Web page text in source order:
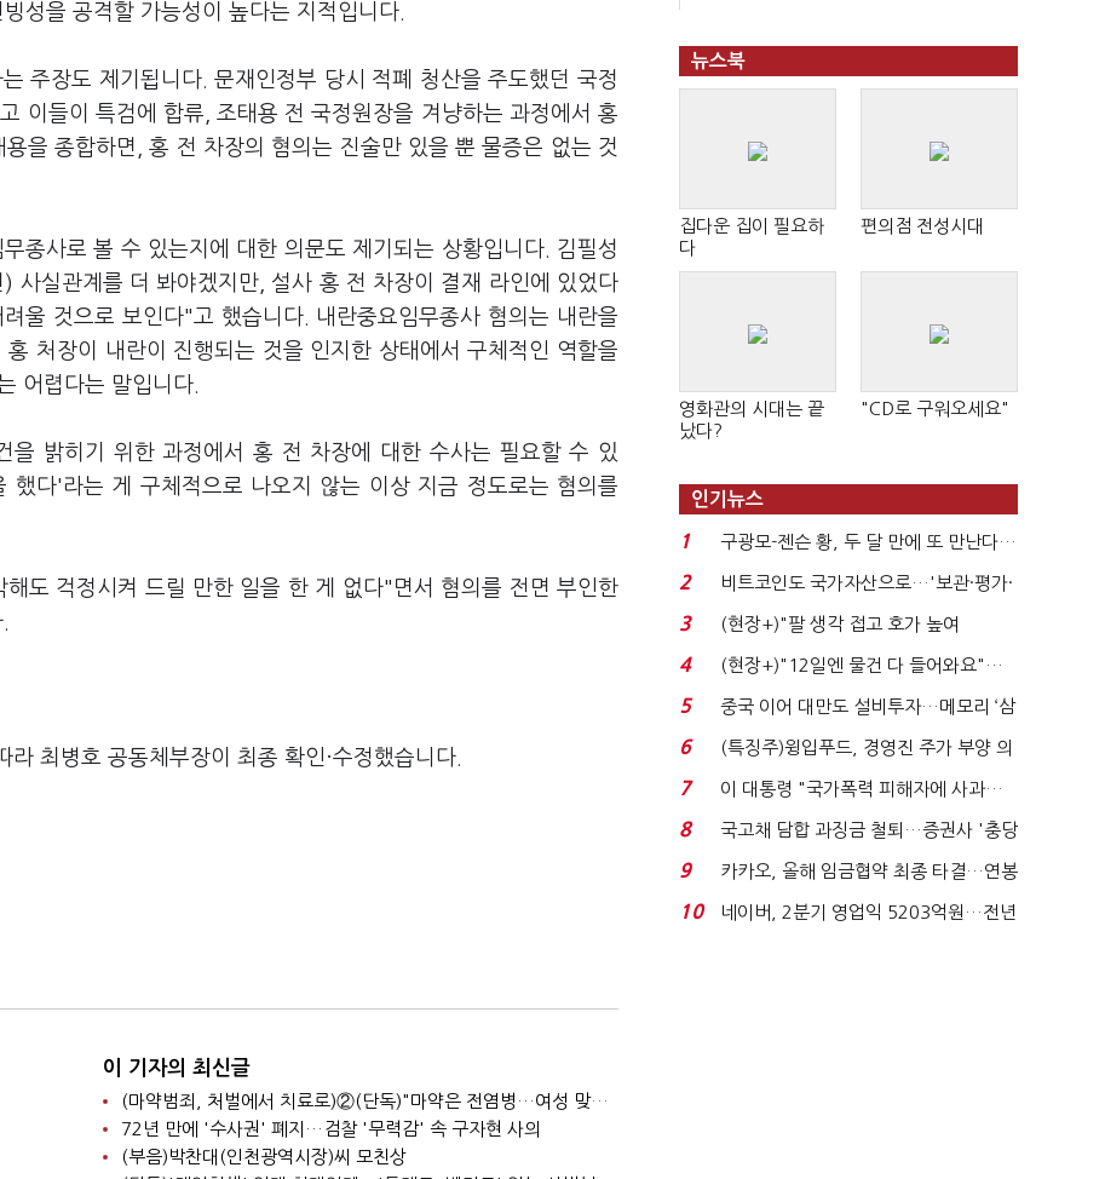
성을 공격할 가능성이 높다는 지적입니다.
주장도 제기됩니다. 문재인정부 당시 적폐 청산을 주도했던 국정
이들이 특검에 합류, 조태용 전 국정원장을 겨냥하는 과정에서 홍
을 종합하면, 홍 전 차장의 혐의는 진술만 있을 뿐 물증은 없는 것
종사로 볼 수 있는지에 대한 의문도 제기되는 상황입니다. 김필성
사실관계를 더 봐야겠지만, 설사 홍 전 차장이 결재 라인에 있었다
울 것으로 보인다"고 했습니다. 내란중요임무종사 혐의는 내란을
처장이 내란이 진행되는 것을 인지한 상태에서 구체적인 역할을
어렵다는 말입니다.
을 밝히기 위한 과정에서 홍 전 차장에 대한 수사는 필요할 수 있
다'라는 게 구체적으로 나오지 않는 이상 지금 정도로는 혐의를
도 걱정시켜 드릴 만한 일을 한 게 없다"면서 혐의를 전면 부인한
최병호 공동체부장이 최종 확인·수정했습니다.
이 기자의 최신글
(마약범죄, 처벌에서 치료로)②(단독)"마약은 전염병…여성 맞춤형 재활과정 개발 중"
72년 만에 '수사권' 폐지…검찰 '무력감' 속 구자현 사의
(부음)박찬대(인천광역시장)씨 모친상
뉴스북
집다운 집이 필요하
다
편의점 전성시대
영화관의 시대는 끝
났다?
"CD로 구워오세요"
인기뉴스
1
구광모-젠슨 황, 두 달 만에 또 만난다…
로봇·AI 등 논...
2
비트코인도 국가자산으로…'보관·평가·
처분' 기준은 ...
3
(현장+)"팔 생각 접고 호가 높여
요"…'덜 똘똘한 한 채' 20...
4
(현장+)"12일엔 물건 다 들어와요"…
빈 매대 채우며 문 연 ...
5
중국 이어 대만도 설비투자…메모리 ‘삼
국전쟁’
6
(특징주)윙입푸드, 경영진 주가 부양 의
지에 상한가...
7
이 대통령 "국가폭력 피해자에 사과…
적극적 조사로 진...
8
국고채 담합 과징금 철퇴…증권사 '충당
금 폭탄' 우려...
9
카카오, 올해 임금협약 최종 타결…연봉
6.3% 인상·격려...
10
네이버, 2분기 영업익 5203억원…전년